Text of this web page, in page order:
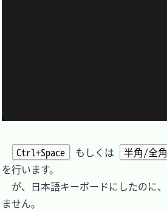
Ctrl+Space もしくは 半角/全角
を行います。
が、日本語キーボードにしたのに、
ません。